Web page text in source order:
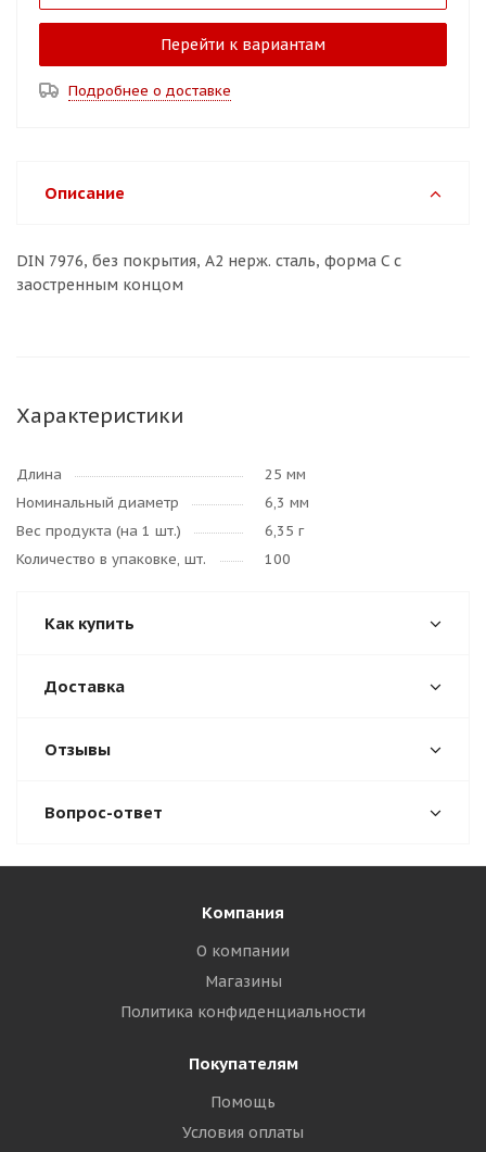
Перейти к вариантам
Подробнее о доставке
Описание
DIN 7976, без покрытия, A2 нерж. сталь, форма C с
заостренным концом
Характеристики
Длина
25 мм
Номинальный диаметр
6,3 мм
Вес продукта (на 1 шт.)
6,35 г
Количество в упаковке, шт.
100
Как купить
Доставка
Отзывы
Вопрос-ответ
Компания
О компании
Магазины
Политика конфиденциальности
Покупателям
Помощь
Условия оплаты